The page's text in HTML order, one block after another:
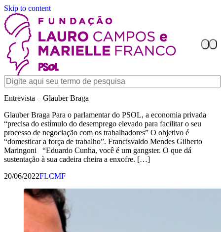
Skip to content
Entrevista – Glauber Braga
Glauber Braga Para o parlamentar do PSOL, a economia privada
“precisa do estímulo do desemprego elevado para facilitar o seu
processo de negociação com os trabalhadores” O objetivo é
“domesticar a força de trabalho”. Francisvaldo Mendes Gilberto
Maringoni “Eduardo Cunha, você é um gangster. O que dá
sustentação à sua cadeira cheira a enxofre. […]
20/06/2022FLCMF